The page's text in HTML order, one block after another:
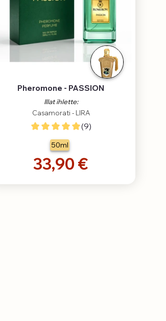
Pheromone - PASSION
Illat ihlette:
Casamorati - LIRA
(9)
50ml
33,90 €